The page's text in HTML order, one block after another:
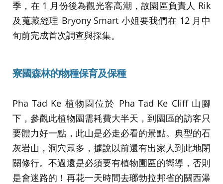
季，在 1 月份後為觀光客高潮，故園區負責人 Rik
及蒐藏經理 Bryony Smart 小姐要我們在 12 月中
旬前完成首次調查與採集。
寮國森林的物種保育及保種
Pha Tad Ke 植物園位於 Pha Tad Ke Cliff 山腳
下，參觀此植物園需耗費大半天，到園區的訪客只
要體力好一點，此山是必走必看的景點。典型的石
灰岩山，洞穴眾多，據說以前還有出家人到此地閉
關修行。不過還是必須要有植物園區的嚮導，否則
是會迷路的！再花一天時間去瑯勃拉邦省的關西瀑